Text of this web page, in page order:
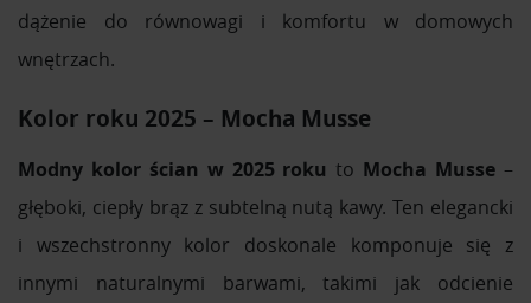
dążenie do równowagi i komfortu w domowych
wnętrzach.
Kolor roku 2025 – Mocha Musse
Modny kolor ścian w 2025 roku to Mocha Musse –
głęboki, ciepły brąz z subtelną nutą kawy. Ten elegancki
i wszechstronny kolor doskonale komponuje się z
innymi naturalnymi barwami, takimi jak odcienie